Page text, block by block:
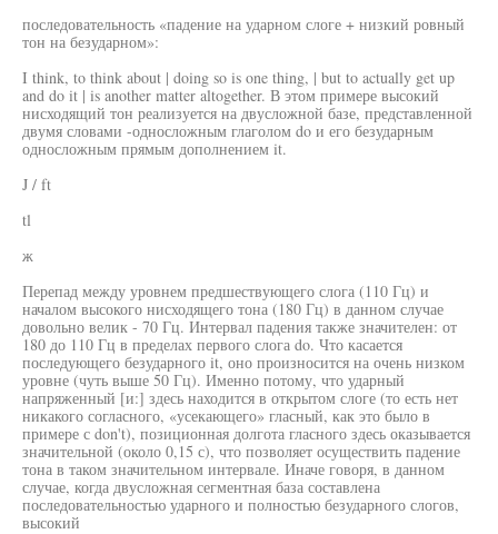
последовательность «падение на ударном слоге + низкий ровный
тон на безударном»:
I think, to think about | doing so is one thing, | but to actually get up
and do it | is another matter altogether. В этом примере высокий
нисходящий тон реализуется на двусложной базе, представленной
двумя словами -односложным глаголом do и его безударным
односложным прямым дополнением it.
J / ft
tl
ж
Перепад между уровнем предшествующего слога (110 Гц) и
началом высокого нисходящего тона (180 Гц) в данном случае
довольно велик - 70 Гц. Интервал падения также значителен: от
180 до 110 Гц в пределах первого слога do. Что касается
последующего безударного it, оно произносится на очень низком
уровне (чуть выше 50 Гц). Именно потому, что ударный
напряженный [и:] здесь находится в открытом слоге (то есть нет
никакого согласного, «усекающего» гласный, как это было в
примере с don't), позиционная долгота гласного здесь оказывается
значительной (около 0,15 с), что позволяет осуществить падение
тона в таком значительном интервале. Иначе говоря, в данном
случае, когда двусложная сегментная база составлена
последовательностью ударного и полностью безударного слогов,
высокий